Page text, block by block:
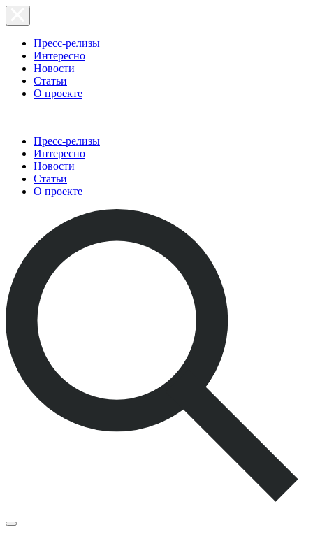
Пресс-релизы
Интересно
Новости
Статьи
О проекте
Пресс-релизы
Интересно
Новости
Статьи
О проекте